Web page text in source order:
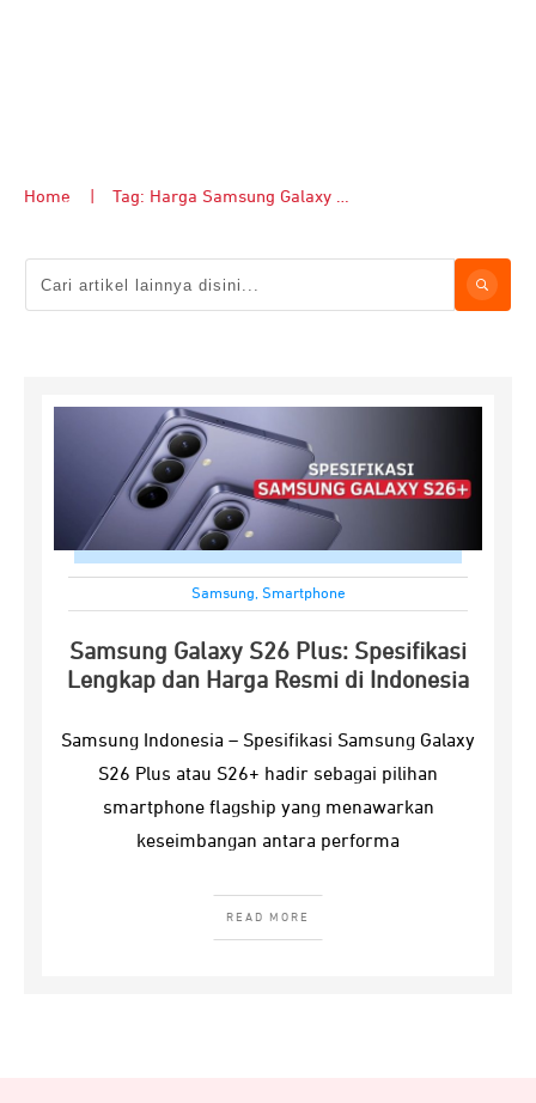
Home Tag: Harga Samsung Galaxy S26 Plus
Samsung, Smartphone
Samsung Galaxy S26 Plus: Spesifikasi
Lengkap dan Harga Resmi di Indonesia
Samsung Indonesia – Spesifikasi Samsung Galaxy
S26 Plus atau S26+ hadir sebagai pilihan
smartphone flagship yang menawarkan
keseimbangan antara performa
READ MORE